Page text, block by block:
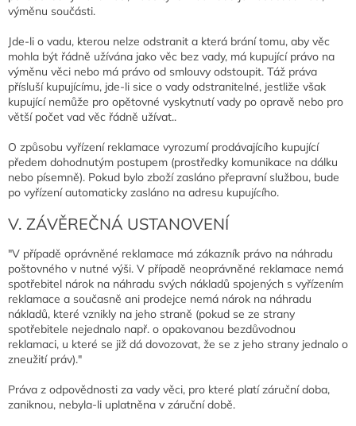
výměnu součásti.
Jde-li o vadu, kterou nelze odstranit a která brání tomu, aby věc
mohla být řádně užívána jako věc bez vady, má kupující právo na
výměnu věci nebo má právo od smlouvy odstoupit. Táž práva
přísluší kupujícímu, jde-li sice o vady odstranitelné, jestliže však
kupující nemůže pro opětovné vyskytnutí vady po opravě nebo pro
větší počet vad věc řádně užívat..
O způsobu vyřízení reklamace vyrozumí prodávajícího kupující
předem dohodnutým postupem (prostředky komunikace na dálku
nebo písemně). Pokud bylo zboží zasláno přepravní službou, bude
po vyřízení automaticky zasláno na adresu kupujícího.
V. ZÁVĚREČNÁ USTANOVENÍ
"V případě oprávněné reklamace má zákazník právo na náhradu
poštovného v nutné výši. V případě neoprávněné reklamace nemá
spotřebitel nárok na náhradu svých nákladů spojených s vyřízením
reklamace a současně ani prodejce nemá nárok na náhradu
nákladů, které vznikly na jeho straně (pokud se ze strany
spotřebitele nejednalo např. o opakovanou bezdůvodnou
reklamaci, u které se již dá dovozovat, že se z jeho strany jednalo o
zneužití práv)."
Práva z odpovědnosti za vady věci, pro které platí záruční doba,
zaniknou, nebyla-li uplatněna v záruční době.